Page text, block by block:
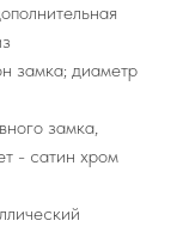
замка; диаметр
замка,
- сатин хром